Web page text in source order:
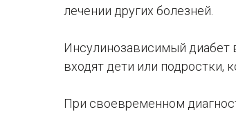
лечении других болезней.
Инсулинозависимый диабет
входят дети или подростки,
При своевременном